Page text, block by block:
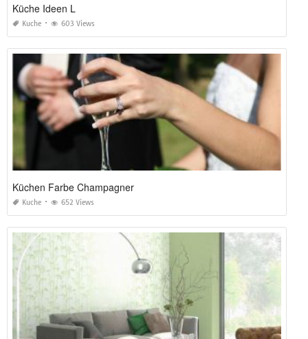
Küche Ideen L
Kuche 603 Views
Küchen Farbe Champagner
Kuche 652 Views